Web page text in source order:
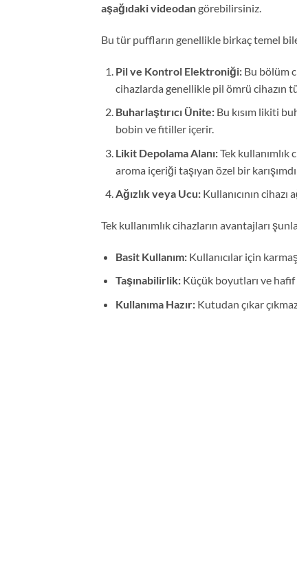
aşağıdaki videodangörebilirsiniz.
Bu tür puffların genellikle birkaç temel
Pil ve Kontrol Elektroniği:Bu bölüm
cihazlarda genellikle pil ömrü cihazın
Buharlaştırıcı Ünite:Bu kısım likiti
bobin ve fitiller içerir.
Likit Depolama Alanı:Tek
aroma içeriği taşıyan özel bir
Ağızlık veya Ucu:Kullanıcının cihazı
Tek kullanımlık cihazların avantajları
Basit Kullanım:Kullanıcılar için
Taşınabilirlik:Küçük boyutları ve hafif
Kullanıma Hazır:Kutudan çıkar